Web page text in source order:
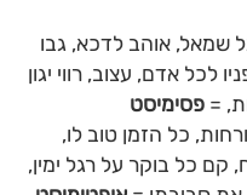
שמאל, אוהב לדכא, גבו
לכל אדם, עצוב, רווי יגון
= פסימיסט
כל הזמן טוב לו,
קם כל בוקר על רגל ימין,